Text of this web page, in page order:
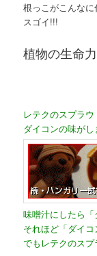
根っこがこんな
スゴイ!!!
植物の生命
レテクのスプラ
ダイコンの味がし
味噌汁にしたら「
それほど「ダイコ
でもレテクのスプ